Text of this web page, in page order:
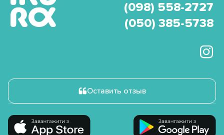
(098) 558-2727
(050) 385-5738
Оставить отзыв